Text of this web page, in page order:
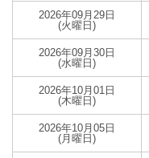
2026年09月29日
(火曜日)
2026年09月30日
(水曜日)
2026年10月01日
(木曜日)
2026年10月05日
(月曜日)